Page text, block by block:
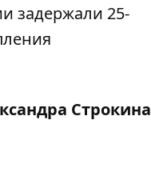
задержали 25-
Строкина